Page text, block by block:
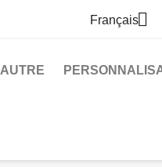
Français
AUTRE